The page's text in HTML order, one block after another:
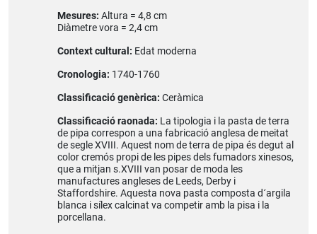
Mesures: Altura = 4,8 cm
Diàmetre vora = 2,4 cm
Context cultural: Edat moderna
Cronologia: 1740-1760
Classificació genèrica: Ceràmica
Classificació raonada: La tipologia i la pasta de terra
de pipa correspon a una fabricació anglesa de meitat
de segle XVIII. Aquest nom de terra de pipa és degut al
color cremós propi de les pipes dels fumadors xinesos,
que a mitjan s.XVIII van posar de moda les
manufactures angleses de Leeds, Derby i
Staffordshire. Aquesta nova pasta composta d´argila
blanca i sílex calcinat va competir amb la pisa i la
porcellana.